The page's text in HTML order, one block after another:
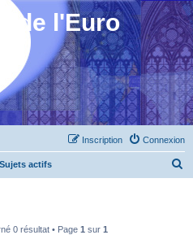
de l'Euro
Connexion
Inscription
Sujets actifs
0 résultat • Page 1 sur 1